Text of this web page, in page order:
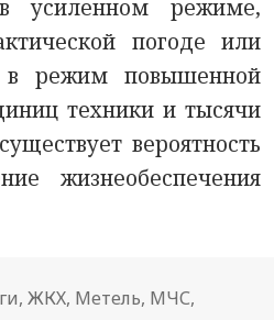
усиленном режиме,
погоде или
в режим повышенной
техники и тысячи
вероятность
жизнеобеспечения
,ЖКХ, Метель, МЧС,